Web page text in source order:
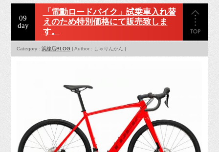
09
day
「電動ロードバイク」試乗車入れ替
えのため特別価格にて販売致しま
す。
Category :浜線店BLOG | Author : しゃりんかん |